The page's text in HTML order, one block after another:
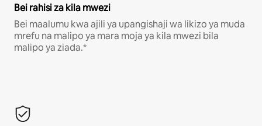
Bei rahisi za kila mwezi
Bei maalumu kwa ajili ya upangishaji wa likizo ya muda
mrefu na malipo ya mara moja ya kila mwezi bila
malipo ya ziada.*